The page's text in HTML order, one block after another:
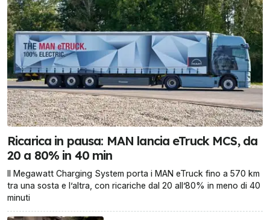
Ricarica in pausa: MAN lancia eTruck MCS, da
20 a 80% in 40 min
Il Megawatt Charging System porta i MAN eTruck fino a 570 km
tra una sosta e l’altra, con ricariche dal 20 all’80% in meno di 40
minuti